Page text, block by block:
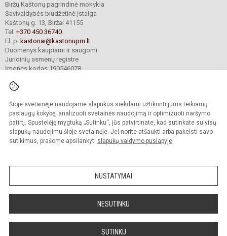
Šioje svetainėje naudojame slapukus siekdami užtikrinti jums teikiamų
paslaugų kokybę, analizuoti svetainės naudojimą ir optimizuoti naršymo
patirtį. Spustelėję mygtuką „Sutinku“, jūs patvirtinate, kad sutinkate su visų
slapukų naudojimu šioje svetainėje. Jei norite atšaukti arba pakeisti savo
sutikimus, prašome apsilankyti slapukų valdymo puslapyje.
NUSTATYMAI
NESUTINKU
SUTINKU
Biržų Kaštonų pagrindinė mokykla
Savivaldybės biudžetinė įstaiga
Kaštonų g. 13, Biržai 41155
Tel. +370 450 36740
El. p. kastonai@kastonupm.lt
Duomenys kaupiami ir saugomi
Juridinių asmenų registre
Įmonės kodas 190546078
© 2024. Biržų Kaštonų pagrindinė mokykla. Visos teisės saugomos.
Kopijuoti turinį be raštiško įstaigos administracijos sutikimo griežtai draudžiama.
Prieinamumo paraiška Slapukų valdymas
Sumanus būdas atnaujinti